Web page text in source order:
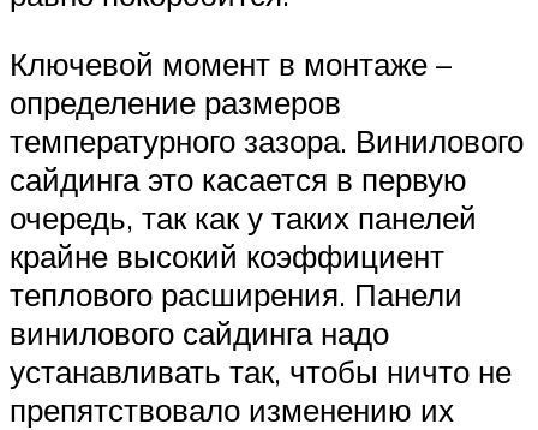
Ключевой момент в монтаже –
определение размеров
температурного зазора. Винилового
сайдинга это касается в первую
очередь, так как у таких панелей
крайне высокий коэффициент
теплового расширения. Панели
винилового сайдинга надо
устанавливать так, чтобы ничто не
препятствовало изменению их